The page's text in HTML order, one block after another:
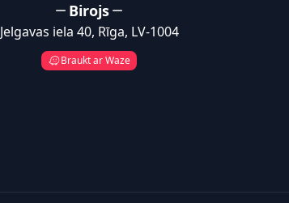
Birojs
Jelgavas iela 40, Rīga, LV-1004
Braukt ar Waze